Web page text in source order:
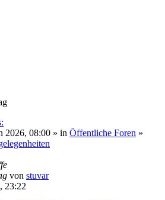
2026, 08:00 » in Öffentliche Foren »
von stuvar
23:22